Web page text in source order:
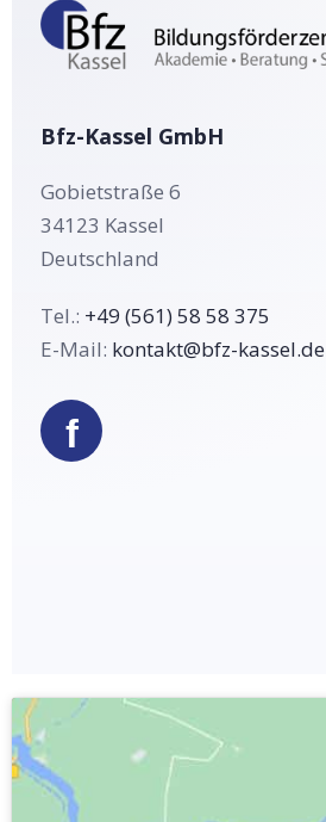
Bfz-Kassel GmbH
Gobietstraße 6
34123 Kassel
Deutschland
Tel.: +49 (561) 58 58 375
E-Mail: kontakt@bfz-kassel.de
f